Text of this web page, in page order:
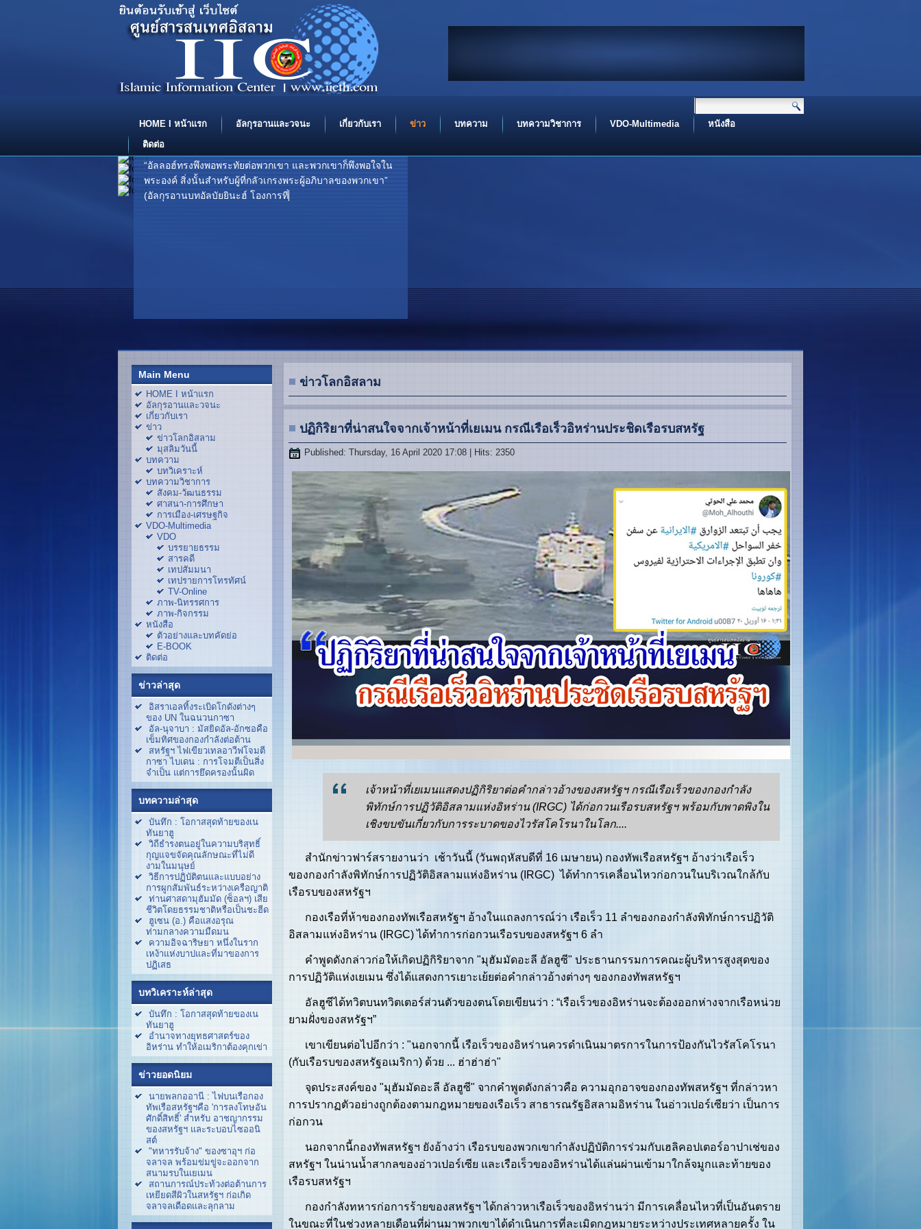
“อัลลอฮ์ทรงพึงพอพระทัยต่อพวกเขา และพวกเขาก็พึงพอใจใน
พระองค์ สิ่งนั้นสำหรับผู้ที่กลัวเกรงพระผู้อภิบาลของพวกเขา”
(อัลกุรอานบทอัลบัยยินะฮ์ โองการที่ 8) ...
HOME I หน้าแรก อัลกุรอานและวจนะ เกี่ยวกับเรา ข่าว บทความ บทความวิชาการ VDO-Multimedia
หนังสือ
ติดต่อ
Main Menu
HOME I หน้าแรก
อัลกุรอานและวจนะ
เกี่ยวกับเรา
ข่าว
ข่าวโลกอิสลาม
มุสลิมวันนี้
บทความ
บทวิเคราะห์
บทความวิชาการ
สังคม-วัฒนธรรม
ศาสนา-การศึกษา
การเมือง-เศรษฐกิจ
VDO-Multimedia
VDO
บรรยายธรรม
สารคดี
เทปสัมมนา
เทปรายการโทรทัศน์
TV-Online
ภาพ-นิทรรศการ
ภาพ-กิจกรรม
หนังสือ
ตัวอย่างและบทคัดย่อ
E-BOOK
ติดต่อ
ข่าวล่าสุด
อิสราเอลทิ้งระเบิดโกดังต่างๆ
ของ UN ในฉนวนกาซา
อัล-นุจาบา : มัสยิดอัล-อักซอคือ
เข็มทิศของกองกำลังต่อต้าน
สหรัฐฯ ไฟเขียวเทลอาวีฟโจมตี
กาซา ไบเดน : การโจมตีเป็นสิ่ง
จำเป็น แต่การยึดครองนั้นผิด
บทความล่าสุด
บันทึก : โอกาสสุดท้ายของเน
ทันยาฮู
วิถีธำรงตนอยู่ในความบริสุทธิ์
กุญแจขจัดคุณลักษณะที่ไม่ดี
งามในมนุษย์
วิธีการปฏิบัติตนและแบบอย่าง
การผูกสัมพันธ์ระหว่างเครือญาติ
ท่านศาสดามุฮัมมัด (ซ็อลฯ) เสีย
ชีวิตโดยธรรมชาติหรือเป็นชะฮีด
ฮูเซน (อ.) คือแสงอรุณ
ท่ามกลางความมืดมน
ความอิจฉาริษยา หนึ่งในราก
เหง้าแห่งบาปและที่มาของการ
ปฏิเสธ
บทวิเคราะห์ล่าสุด
บันทึก : โอกาสสุดท้ายของเน
ทันยาฮู
อำนาจทางยุทธศาสตร์ของ
อิหร่าน ทำให้อเมริกาต้องคุกเข่า
ข่าวยอดนิยม
นายพลกออานี : ไฟบนเรือกอง
ทัพเรือสหรัฐฯคือ 'การลงโทษอัน
ศักดิ์สิทธิ์' สำหรับ อาชญากรรม
ของสหรัฐฯ และระบอบไซออนิ
สต์
"ทหารรับจ้าง" ของซาอุฯ ก่อ
จลาจล พร้อมข่มขู่จะออกจาก
สนามรบในเยเมน
สถานการณ์ประท้วงต่อต้านการ
เหยียดสีผิวในสหรัฐฯ ก่อเกิด
จลาจลเดือดและลุกลาม
ข่าวโลกอิสลาม
ปฏิกิริยาที่น่าสนใจจากเจ้าหน้าที่เยเมน กรณีเรือเร็วอิหร่านประชิดเรือรบสหรัฐ
Published: Thursday, 16 April 2020 17:08 | Hits: 2350
เจ้าหน้าที่เยเมนแสดงปฏิกิริยาต่อคำกล่าวอ้างของสหรัฐฯ กรณีเรือเร็วของกองกำลัง
พิทักษ์การปฏิวัติอิสลามแห่งอิหร่าน (IRGC) ได้ก่อกวนเรือรบสหรัฐฯ พร้อมกับพาดพิงใน
เชิงขบขันเกี่ยวกับการระบาดของไวรัสโคโรนาในโลก....
สำนักข่าวฟาร์สรายงานว่า เช้าวันนี้ (วันพฤหัสบดีที่ 16 เมษายน) กองทัพเรือสหรัฐฯ อ้างว่าเรือเร็ว
ของกองกำลังพิทักษ์การปฏิวัติอิสลามแห่งอิหร่าน (IRGC) ได้ทำการเคลื่อนไหวก่อกวนในบริเวณใกล้กับ
เรือรบของสหรัฐฯ
กองเรือที่ห้าของกองทัพเรือสหรัฐฯ อ้างในแถลงการณ์ว่า เรือเร็ว 11 ลำของกองกำลังพิทักษ์การปฏิวัติ
อิสลามแห่งอิหร่าน (IRGC) ได้ทำการก่อกวนเรือรบของสหรัฐฯ 6 ลำ
คำพูดดังกล่าวก่อให้เกิดปฏิกิริยาจาก "มุฮัมมัดอะลี อัลฮูซี" ประธานกรรมการคณะผู้บริหารสูงสุดของ
การปฏิวัติแห่งเยเมน ซึ่งได้แสดงการเยาะเย้ยต่อคำกล่าวอ้างต่างๆ ของกองทัพสหรัฐฯ
อัลฮูซีได้ทวิตบนทวิตเตอร์ส่วนตัวของตนโดยเขียนว่า : “เรือเร็วของอิหร่านจะต้องออกห่างจากเรือหน่วย
ยามฝั่งของสหรัฐฯ”
เขาเขียนต่อไปอีกว่า : "นอกจากนี้ เรือเร็วของอิหร่านควรดำเนินมาตรการในการป้องกันไวรัสโคโรนา
(กับเรือรบของสหรัฐอเมริกา) ด้วย ... ฮ่าฮ่าฮ่า"
จุดประสงค์ของ "มุฮัมมัดอะลี อัลฮูซี" จากคำพูดดังกล่าวคือ ความอุกอาจของกองทัพสหรัฐฯ ที่กล่าวหา
การปรากฏตัวอย่างถูกต้องตามกฎหมายของเรือเร็ว สาธารณรัฐอิสลามอิหร่าน ในอ่าวเปอร์เซียว่า เป็นการ
ก่อกวน
นอกจากนี้กองทัพสหรัฐฯ ยังอ้างว่า เรือรบของพวกเขากำลังปฏิบัติการร่วมกับเฮลิคอปเตอร์อาปาเช่ของ
สหรัฐฯ ในน่านน้ำสากลของอ่าวเปอร์เซีย และเรือเร็วของอิหร่านได้แล่นผ่านเข้ามาใกล้จมูกและท้ายของ
เรือรบสหรัฐฯ
กองกำลังทหารก่อการร้ายของสหรัฐฯ ได้กล่าวหาเรือเร็วของอิหร่านว่า มีการเคลื่อนไหวที่เป็นอันตราย
ในขณะที่ในช่วงหลายเดือนที่ผ่านมาพวกเขาได้ดำเนินการที่ละเมิดกฎหมายระหว่างประเทศหลายครั้ง ใน